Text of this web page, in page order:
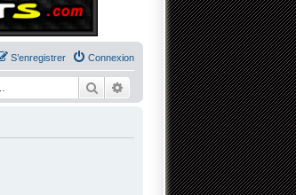
Connexion
S’enregistrer
RechercherRecherche avancée